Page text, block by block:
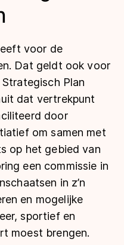
voor de
Dat geldt ook voor
Plan
dat vertrekpunt
door
om samen met
op het gebied van
een commissie in
in z’n
en mogelijke
sportief en
moest brengen.